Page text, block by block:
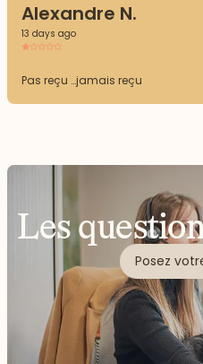
Alexandre N.
13 days ago
Pas reçu …jamais reçu
Les
Posez